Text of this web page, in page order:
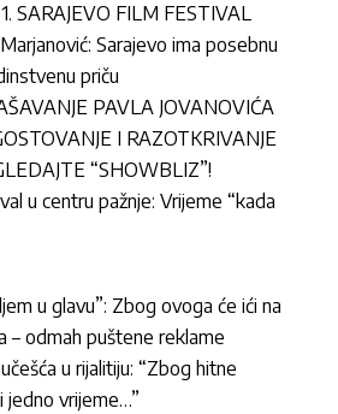
SARAJEVO FILM FESTIVAL
Sarajevo ima posebnu
priču
PAVLA JOVANOVIĆA
I RAZOTKRIVANJE
“SHOWBLIZ”!
u centru pažnje: Vrijeme “kada
u glavu”: Zbog ovoga će ići na
– odmah puštene reklame
u rijalitiju: “Zbog hitne
jedno vrijeme…”